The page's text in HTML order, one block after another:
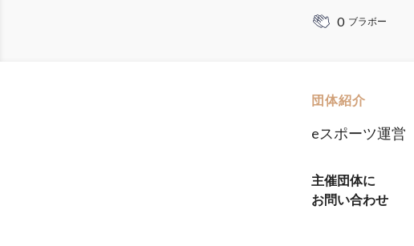
0 ブラボー
団体紹介
eスポーツ運営
主催団体に
お問い合わせ